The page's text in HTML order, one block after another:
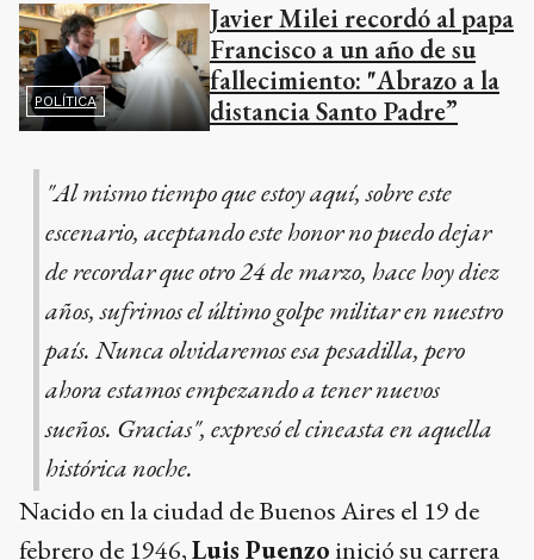
POLÍTICA
Javier Milei recordó al papa
Francisco a un año de su
fallecimiento: "Abrazo a la
distancia Santo Padre”
"Al mismo tiempo que estoy aquí, sobre este
escenario, aceptando este honor no puedo dejar
de recordar que otro 24 de marzo, hace hoy diez
años, sufrimos el último golpe militar en nuestro
país. Nunca olvidaremos esa pesadilla, pero
ahora estamos empezando a tener nuevos
sueños. Gracias", expresó el cineasta en aquella
histórica noche.
Nacido en la ciudad de Buenos Aires el 19 de
febrero de 1946,Luis Puenzo inició su carrera